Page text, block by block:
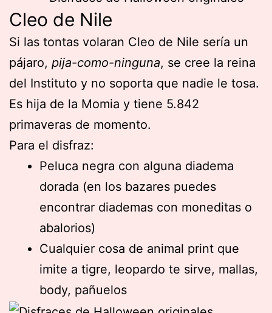
Cleo de Nile
Si las tontas volaran Cleo de Nile sería un
pájaro, pija-como-ninguna, se cree la reina
del Instituto y no soporta que nadie le tosa.
Es hija de la Momia y tiene 5.842
primaveras de momento.
Para el disfraz:
Peluca negra con alguna diadema
dorada (en los bazares puedes
encontrar diademas con moneditas o
abalorios)
Cualquier cosa de animal print que
imite a tigre, leopardo te sirve, mallas,
body, pañuelos